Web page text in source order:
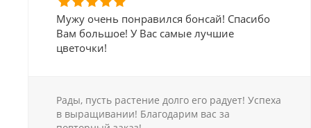
Мужу очень понравился бонсай! Спасибо
Вам большое! У Вас самые лучшие
цветочки!
Рады, пусть растение долго его радует! Успеха
в выращивании! Благодарим вас за